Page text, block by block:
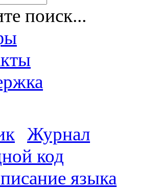
поиск...
Журнал
код
языка